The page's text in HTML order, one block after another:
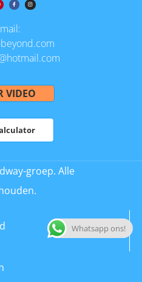
VIDEO
groep. Alle
Whatsapp ons!